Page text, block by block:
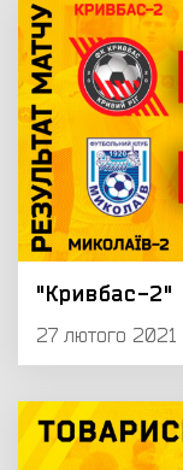
"Кривбас-
27 лютого 2021